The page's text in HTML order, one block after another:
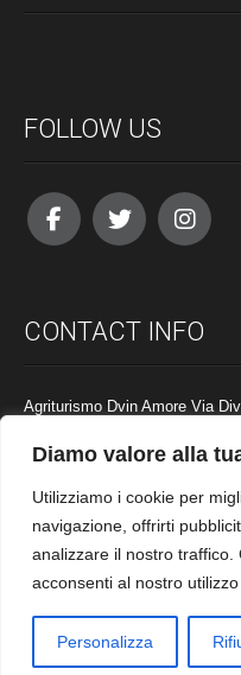
Diamo valore alla
Utilizziamo i cookie per
navigazione, offrirti
analizzare il nostro traffico.
acconsenti al nostro utilizzo
Personalizza
FOLLOW US
CONTACT INFO
Agriturismo Dvin Amore Via
Email: info@agridivinamore.it
© 2026
Web